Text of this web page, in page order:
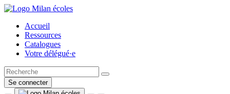
Accueil
Ressources
Catalogues
Votre délégué·e
Se connecter